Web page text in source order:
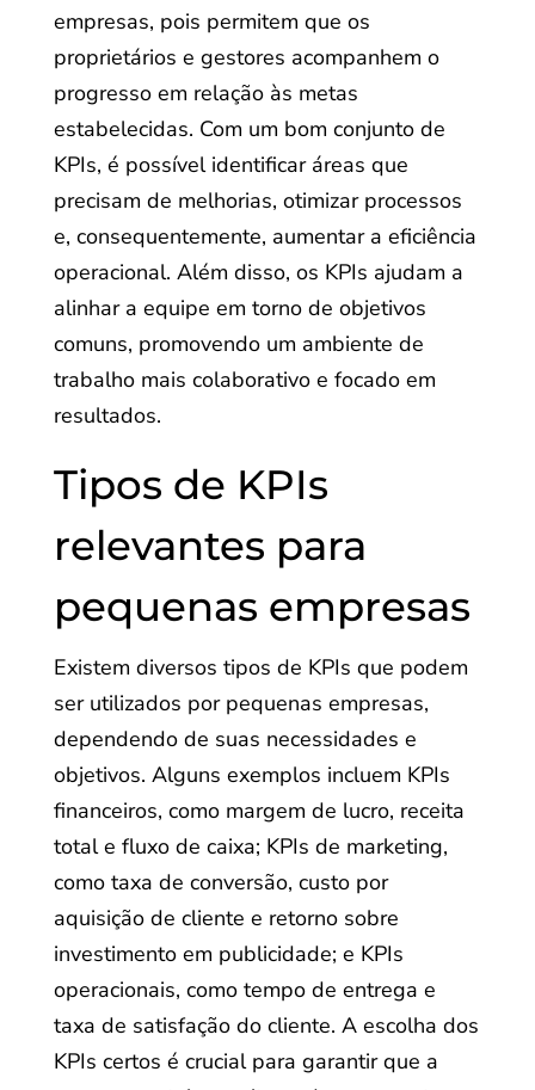
empresas, pois permitem que os
proprietários e gestores acompanhem o
progresso em relação às metas
estabelecidas. Com um bom conjunto de
KPIs, é possível identificar áreas que
precisam de melhorias, otimizar processos
e, consequentemente, aumentar a eficiência
operacional. Além disso, os KPIs ajudam a
alinhar a equipe em torno de objetivos
comuns, promovendo um ambiente de
trabalho mais colaborativo e focado em
resultados.
Tipos de KPIs
relevantes para
pequenas empresas
Existem diversos tipos de KPIs que podem
ser utilizados por pequenas empresas,
dependendo de suas necessidades e
objetivos. Alguns exemplos incluem KPIs
financeiros, como margem de lucro, receita
total e fluxo de caixa; KPIs de marketing,
como taxa de conversão, custo por
aquisição de cliente e retorno sobre
investimento em publicidade; e KPIs
operacionais, como tempo de entrega e
taxa de satisfação do cliente. A escolha dos
KPIs certos é crucial para garantir que a